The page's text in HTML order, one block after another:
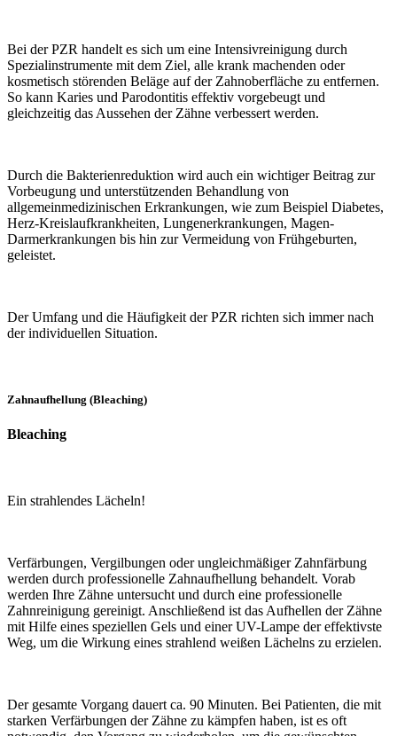
Bei der PZR handelt es sich um eine Intensivreinigung durch
Spezialinstrumente mit dem Ziel, alle krank machenden oder
kosmetisch störenden Beläge auf der Zahnoberfläche zu entfernen.
So kann Karies und Parodontitis effektiv vorgebeugt und
gleichzeitig das Aussehen der Zähne verbessert werden.
Durch die Bakterienreduktion wird auch ein wichtiger Beitrag zur
Vorbeugung und unterstützenden Behandlung von
allgemeinmedizinischen Erkrankungen, wie zum Beispiel Diabetes,
Herz-Kreislaufkrankheiten, Lungenerkrankungen, Magen-
Darmerkrankungen bis hin zur Vermeidung von Frühgeburten,
geleistet.
Der Umfang und die Häufigkeit der PZR richten sich immer nach
der individuellen Situation.
Zahnaufhellung (Bleaching)
Bleaching
Ein strahlendes Lächeln!
Verfärbungen, Vergilbungen oder ungleichmäßiger Zahnfärbung
werden durch professionelle Zahnaufhellung behandelt. Vorab
werden Ihre Zähne untersucht und durch eine professionelle
Zahnreinigung gereinigt. Anschließend ist das Aufhellen der Zähne
mit Hilfe eines speziellen Gels und einer UV-Lampe der effektivste
Weg, um die Wirkung eines strahlend weißen Lächelns zu erzielen.
Der gesamte Vorgang dauert ca. 90 Minuten. Bei Patienten, die mit
starken Verfärbungen der Zähne zu kämpfen haben, ist es oft